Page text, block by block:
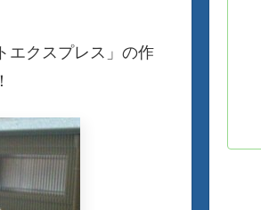
エクスプレス」の作